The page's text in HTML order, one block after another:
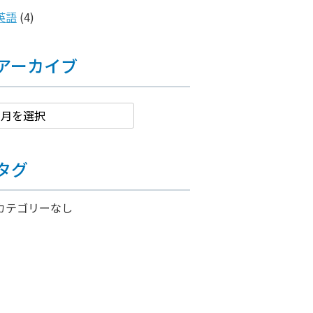
語 (4)
ーカイブ
グ
テゴリーなし